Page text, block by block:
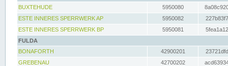
BUXTEHUDE
5950080
ESTE INNERES SPERRWERK AP
5950082
ESTE INNERES SPERRWERK BP
5950081
FULDA
BONAFORTH
42900201
GREBENAU
42700202